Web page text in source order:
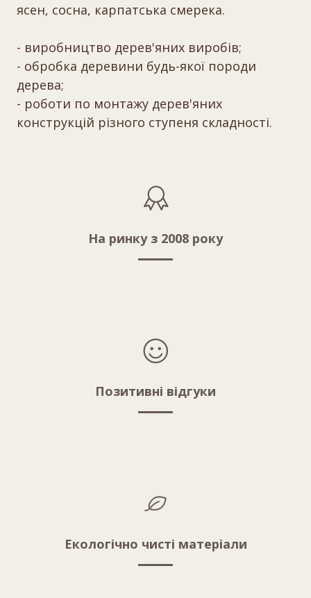
ясен, сосна, карпатська смерека.
- виробництво дерев'яних виробів;
- обробка деревини будь-якої породи
дерева;
- роботи по монтажу дерев'яних
конструкцій різного ступеня складності.
На ринку з 2008 року
Позитивні відгуки
Екологічно чисті матеріали